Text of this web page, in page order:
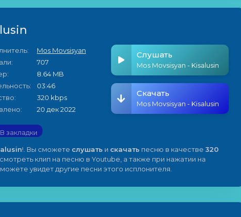
Mos Movsisyan
707
8.64 MB
03:46
320 kbps
20 дек 2022
В закладки
Слушать
Mos Movsisyan - Kisalusin
Скачать
Mos Movsisyan - Kisalusin
!. Вы сможете слушать и скачать песню в качестве 320
смотреть клип на песню в Youtube, а также при нажатии на
увидет другие песни этого исплонителя.